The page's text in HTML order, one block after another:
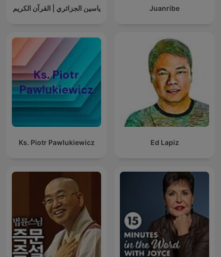
ياسين الجزائري | القرآن الكريم Juanribe
Ks. Piotr Pawlukiewicz Ed Lapiz